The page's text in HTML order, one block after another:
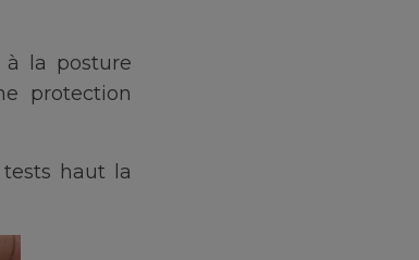
la posture
protection
haut la